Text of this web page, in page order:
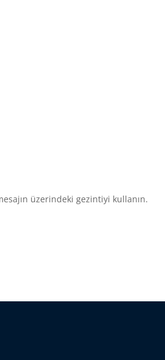
üzerindeki gezintiyi kullanın.